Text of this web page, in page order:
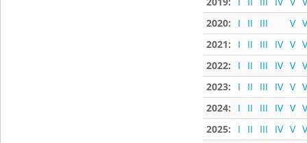
2020:
I II III V
2021:
I II III IV V
2022:
I II III IV V
2023:
I II III IV V
2024:
I II III IV V
2025:
I II III IV V